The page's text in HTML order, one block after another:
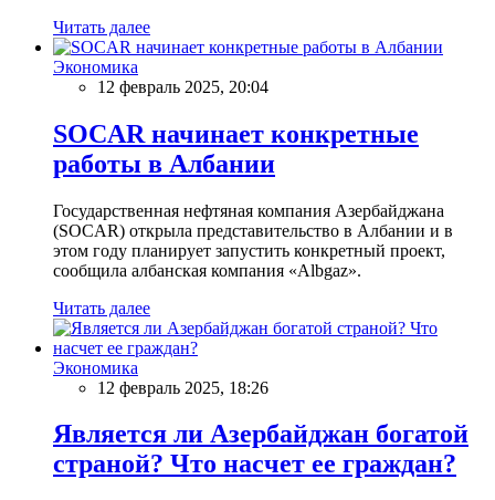
Читать далее
Экономика
12 февраль 2025, 20:04
SOCAR начинает конкретные
работы в Албании
Государственная нефтяная компания Азербайджана
(SOCAR) открыла представительство в Албании и в
этом году планирует запустить конкретный проект,
сообщила албанская компания «Albgaz».
Читать далее
Экономика
12 февраль 2025, 18:26
Является ли Азербайджан богатой
страной? Что насчет ее граждан?